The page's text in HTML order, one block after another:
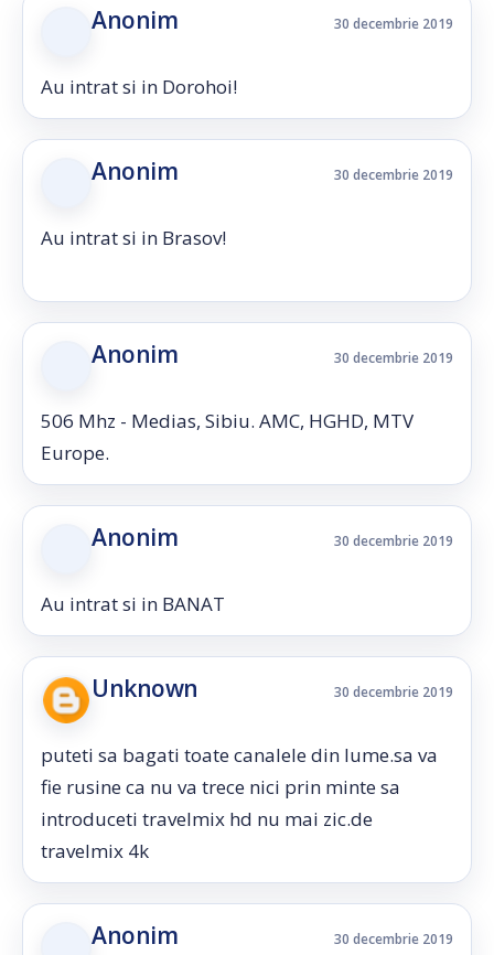
Anonim 30 decembrie 2019
Au intrat si in Dorohoi!
Anonim 30 decembrie 2019
Au intrat si in Brasov!
Anonim 30 decembrie 2019
506 Mhz - Medias, Sibiu. AMC, HGHD, MTV
Europe.
Anonim 30 decembrie 2019
Au intrat si in BANAT
Unknown 30 decembrie 2019
puteti sa bagati toate canalele din lume.sa va
fie rusine ca nu va trece nici prin minte sa
introduceti travelmix hd nu mai zic.de
travelmix 4k
Anonim 30 decembrie 2019